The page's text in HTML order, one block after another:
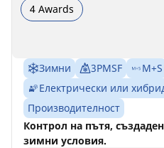
4 Awards
Зимни 3PMSF
M+S
Електрически или
Производителност
Контрол на пътя,
зимни условия.